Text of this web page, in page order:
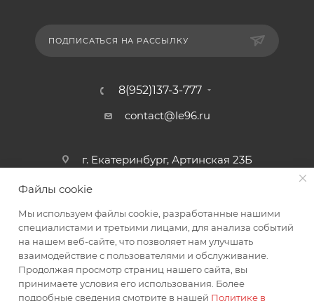
ПОДПИСАТЬСЯ НА РАССЫЛКУ
8(952)137-3-777
contact@le96.ru
г. Екатеринбург, Артинская 23Б
2026 © интернет магазин автоаксессуаров
Файлы cookie
Мы используем файлы cookie, разработанные нашими
специалистами и третьими лицами, для анализа событий
на нашем веб-сайте, что позволяет нам улучшать
взаимодействие с пользователями и обслуживание.
Продолжая просмотр страниц нашего сайта, вы
принимаете условия его использования. Более
подробные сведения смотрите в нашей Политике в